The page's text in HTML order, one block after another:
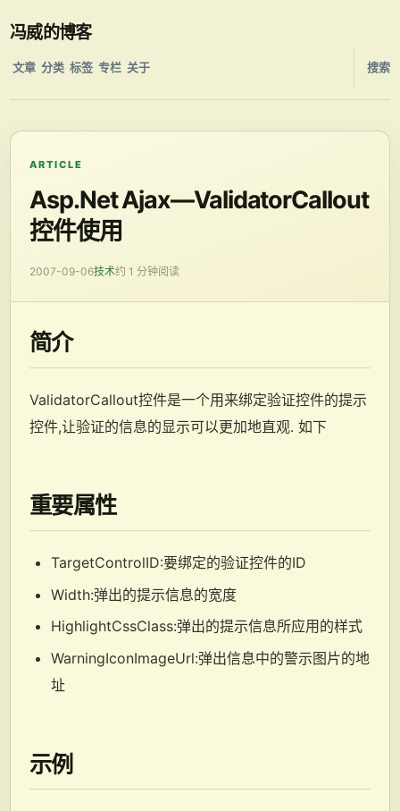
冯威的博客
文章 分类 标签 专栏 关于 搜索
ARTICLE
Asp.Net Ajax—ValidatorCallout
控件使用
2007-09-06技术约 1 分钟阅读
简介
ValidatorCallout控件是一个用来绑定验证控件的提示
控件,让验证的信息的显示可以更加地直观. 如下
重要属性
TargetControlID:要绑定的验证控件的ID
Width:弹出的提示信息的宽度
HighlightCssClass:弹出的提示信息所应用的样式
WarningIconImageUrl:弹出信息中的警示图片的地
址
示例